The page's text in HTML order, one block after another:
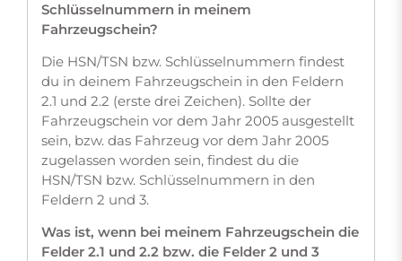
Schlüsselnummern in meinem
Fahrzeugschein?
Die HSN/TSN bzw. Schlüsselnummern findest
du in deinem Fahrzeugschein in den Feldern
2.1 und 2.2 (erste drei Zeichen). Sollte der
Fahrzeugschein vor dem Jahr 2005 ausgestellt
sein, bzw. das Fahrzeug vor dem Jahr 2005
zugelassen worden sein, findest du die
HSN/TSN bzw. Schlüsselnummern in den
Feldern 2 und 3.
Was ist, wenn bei meinem Fahrzeugschein die
Felder 2.1 und 2.2 bzw. die Felder 2 und 3